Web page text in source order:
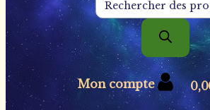
Recherche
de
produits
Mon compte